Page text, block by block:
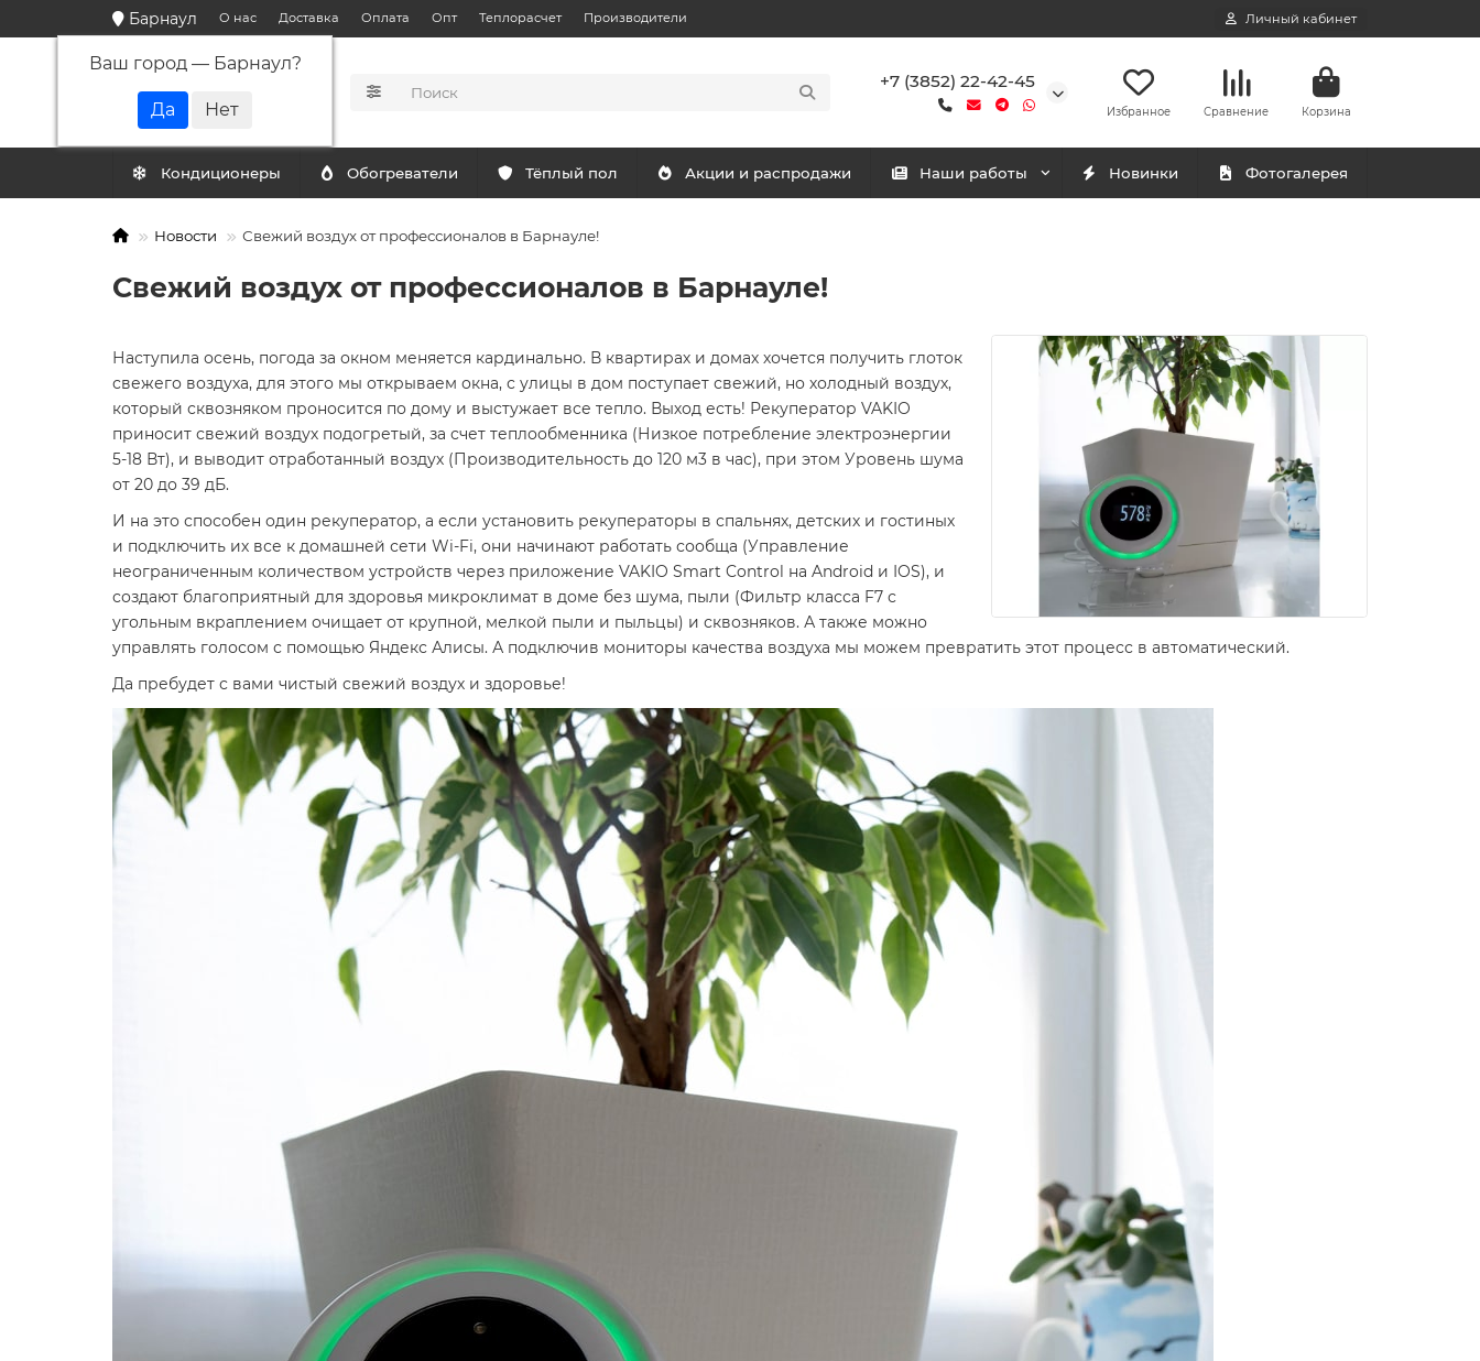
Барнаул
Ваш город — Барнаул?
О нас Доставка Оплата Опт Теплорасчет Производители Личный кабинет
+7 (3852) 22-42-45
Избранное Сравнение Корзина
Кондиционеры Обогреватели Тёплый пол Акции и распродажи Наши работы Новинки Фотогалерея
Новости Свежий воздух от профессионалов в Барнауле!
Свежий воздух от профессионалов в Барнауле!
Наступила осень, погода за окном меняется кардинально. В квартирах и домах хочется получить глоток
свежего воздуха, для этого мы открываем окна, с улицы в дом поступает свежий, но холодный воздух,
который сквозняком проносится по дому и выстужает все тепло. Выход есть! Рекуператор VAKIO
приносит свежий воздух подогретый, за счет теплообменника (Низкое потребление электроэнергии
5-18 Вт), и выводит отработанный воздух (Производительность до 120 м3 в час), при этом Уровень шума
от 20 до 39 дБ.
И на это способен один рекуператор, а если установить рекуператоры в спальнях, детских и гостиных
и подключить их все к домашней сети Wi-Fi, они начинают работать сообща (Управление
неограниченным количеством устройств через приложение VAKIO Smart Control на Android и IOS), и
создают благоприятный для здоровья микроклимат в доме без шума, пыли (Фильтр класса F7 с
угольным вкраплением очищает от крупной, мелкой пыли и пыльцы) и сквозняков. А также можно
управлять голосом с помощью Яндекс Алисы. А подключив мониторы качества воздуха мы можем превратить этот процесс в автоматический.
Да пребудет с вами чистый свежий воздух и здоровье!